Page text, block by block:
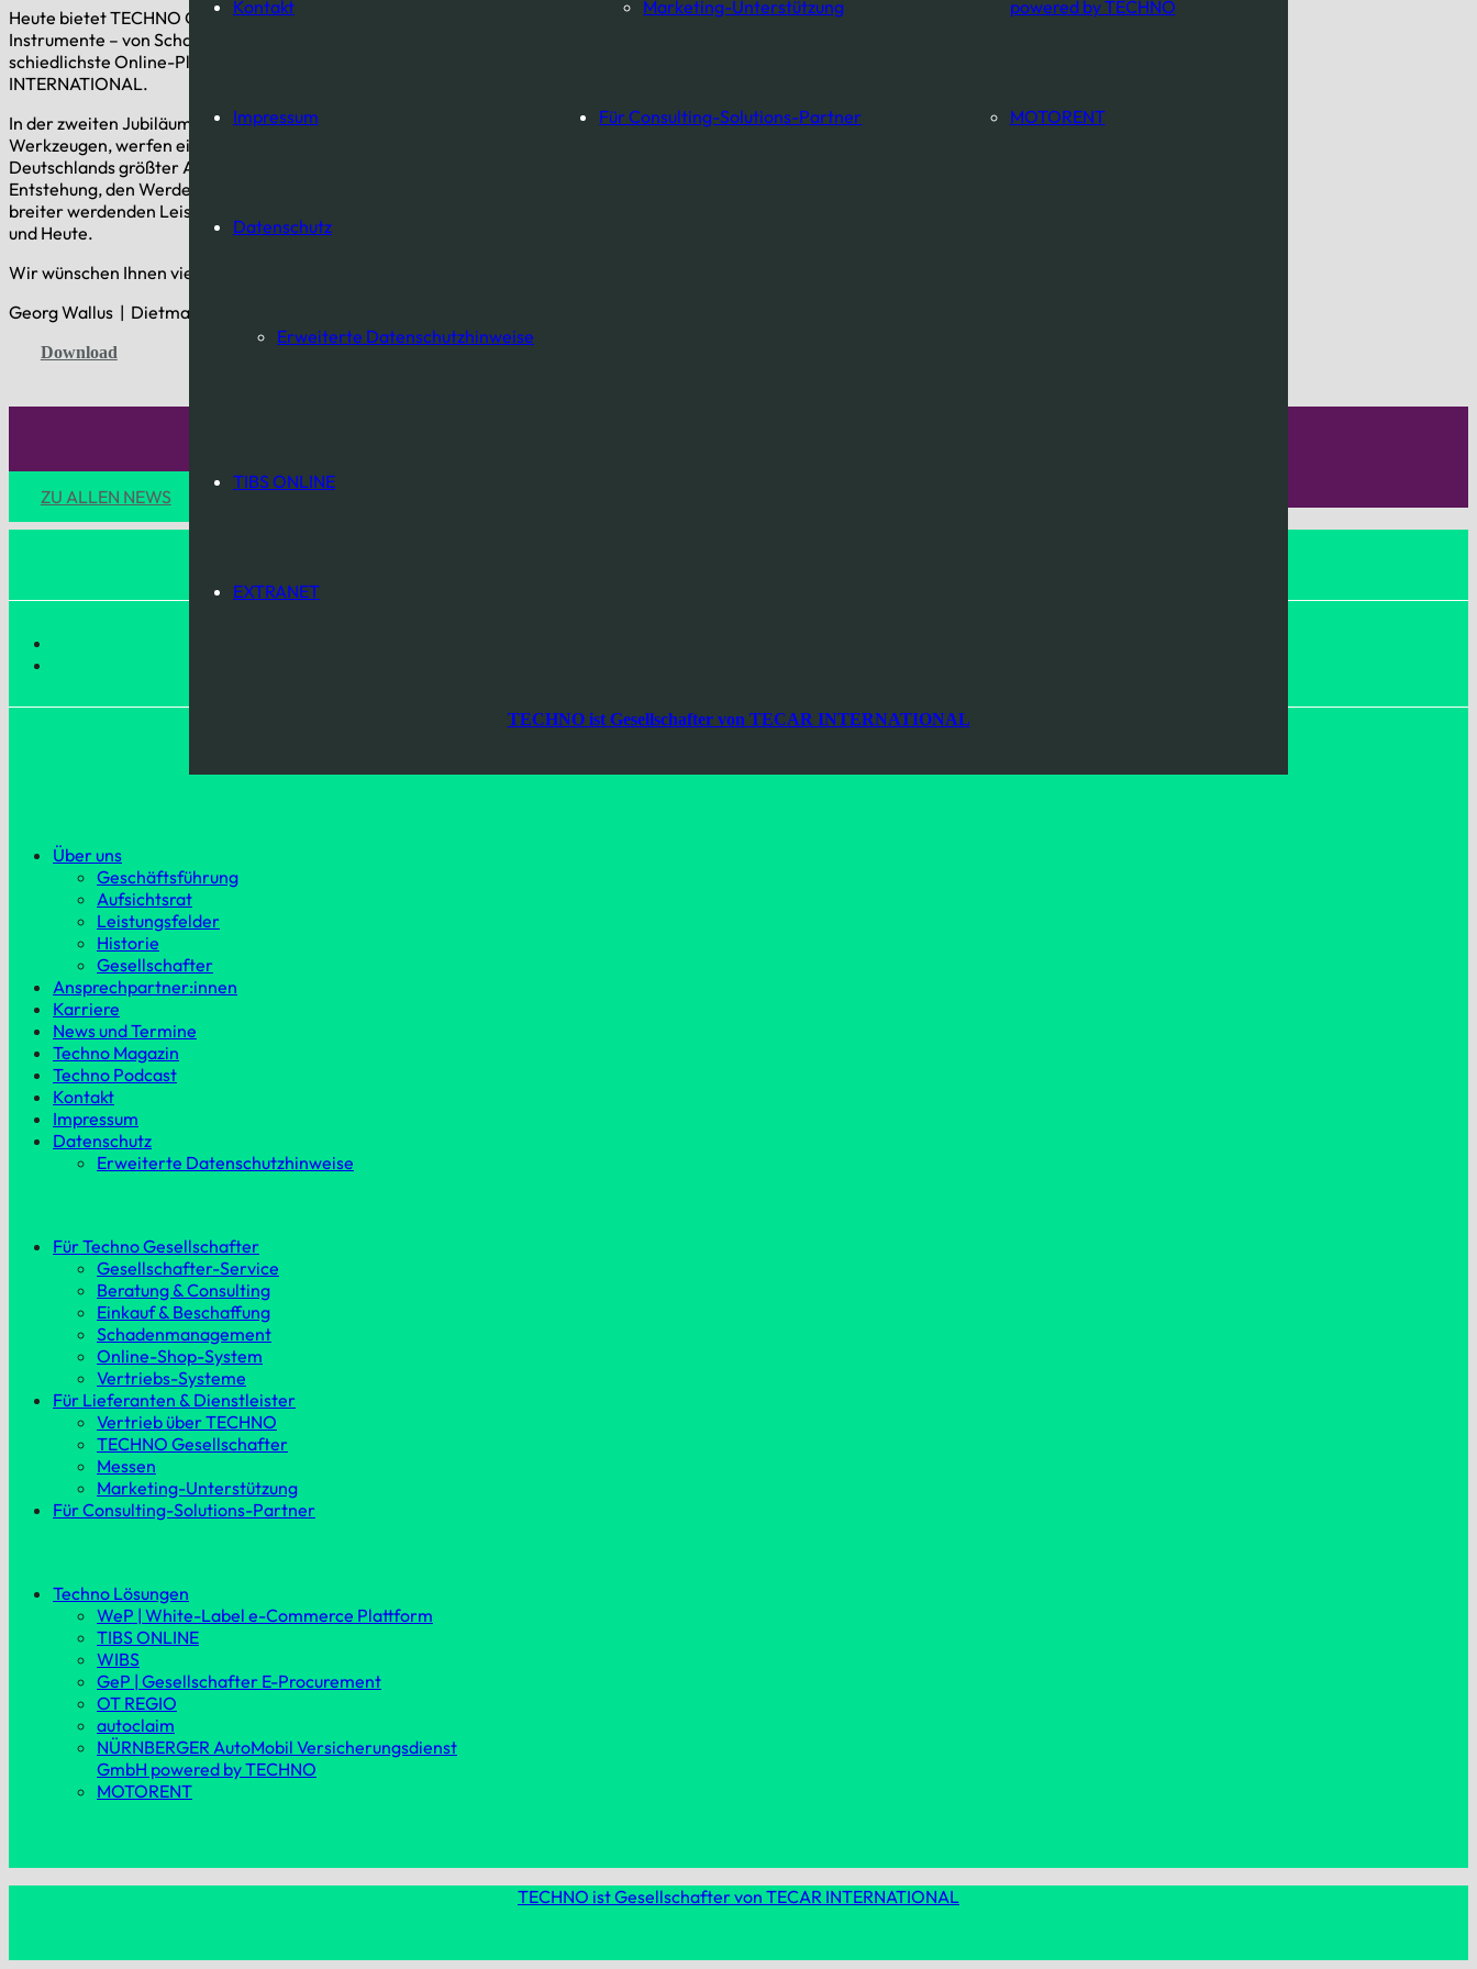
Kontakt
Impressum
Datenschutz
Erweiterte Datenschutzhinweise
Marketing-Unterstützung
Für Consulting-Solutions-Partner
powered by TECHNO
MOTORENT
TIBS ONLINE
EXTRANET
TECHNO ist Gesellschafter von TECAR INTERNATIONAL
Heute bietet TECHNO Gesellschaftern eine umfangreiche Palette schlagkräftiger
Instrumente – von Schadenmanagement-Tools über Mobilitätssysteme und unter-
schiedlichste Online-Plattformen bis hin zur Marktöffnung auf globaler Ebene über TECAR
INTERNATIONAL.
In der zweiten Jubiläumsausgabe des TECHNO MAGAZINS widmen wir uns diesen
Werkzeugen, werfen einen genaueren Blick auf verschiedene Tochter- gesellschaften
Deutschlands größter Autohaus- Kooperation, sprechen mit den Verantwortlichen über die
Entstehung, den Werdegang und den Status quo und beleuchten einen Teil des zunehmend
breiter werdenden Leistungsspektrums von TECHNO. Nicht in der Theorie, sondern im Hier
und Heute.
Wir wünschen Ihnen viel Spaß bei der Lektüre,
Georg Wallus | Dietmar Scheck
Download
ZU ALLEN NEWS
Über uns
Geschäftsführung
Aufsichtsrat
Leistungsfelder
Historie
Gesellschafter
Ansprechpartner:innen
Karriere
News und Termine
Techno Magazin
Techno Podcast
Kontakt
Impressum
Datenschutz
Erweiterte Datenschutzhinweise
Für Techno Gesellschafter
Gesellschafter-Service
Beratung & Consulting
Einkauf & Beschaffung
Schadenmanagement
Online-Shop-System
Vertriebs-Systeme
Für Lieferanten & Dienstleister
Vertrieb über TECHNO
TECHNO Gesellschafter
Messen
Marketing-Unterstützung
Für Consulting-Solutions-Partner
Techno Lösungen
WeP | White-Label e-Commerce Plattform
TIBS ONLINE
WIBS
GeP | Gesellschafter E-Procurement
OT REGIO
autoclaim
NÜRNBERGER AutoMobil Versicherungsdienst
GmbH powered by TECHNO
MOTORENT
TECHNO ist Gesellschafter von TECAR INTERNATIONAL